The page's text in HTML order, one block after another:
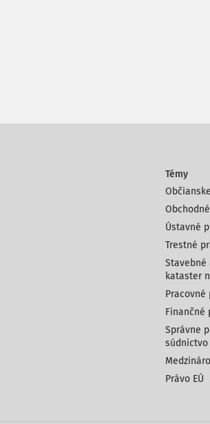
Témy
Ústavné
Trestné
Stavebné
kataster
Pracovné
Finančné
Správne
súdnictvo
Právo EÚ